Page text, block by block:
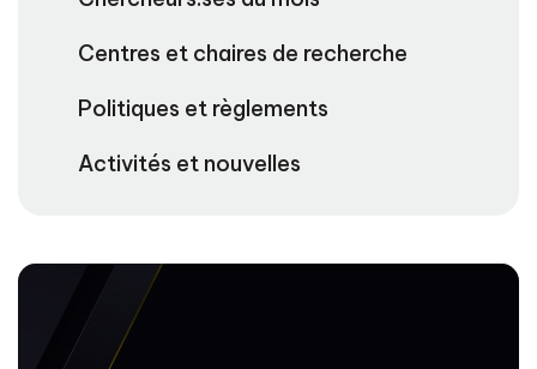
Centres et chaires de recherche
Politiques et règlements
Activités et nouvelles